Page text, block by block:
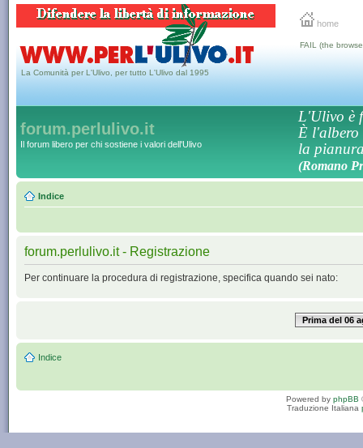
home
La Comunità per L'Ulivo, per tutto L'Ulivo dal 1995
FAIL (the
forum.perlulivo.it
Il forum libero per chi sostiene i valori dell'Ulivo
L'Ulivo è
È l'albero
la
(Romano
Indice
forum.perlulivo.it - Registrazione
Per continuare la procedura di registrazione, specifica quando sei nato:
Prima del 06
Indice
Powered by phpBB
Traduzione Italiana